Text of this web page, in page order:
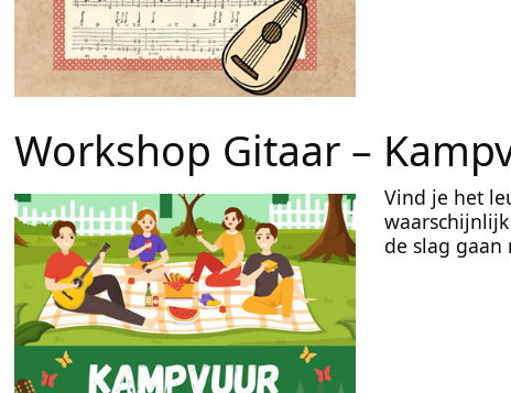
Workshop Gitaar –
Vind je het
de slag